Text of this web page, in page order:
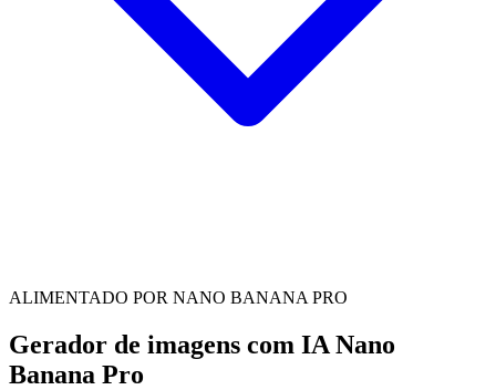
ALIMENTADO POR NANO BANANA PRO
Gerador de imagens com IA Nano
Banana Pro